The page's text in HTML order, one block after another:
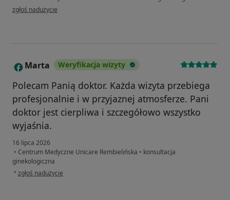
w opinii użytkownika Wiktoria
zgłoś nadużycie
M Marta Weryfikacja wizyty
Polecam Panią doktor. Każda wizyta przebiega
profesjonalnie i w przyjaznej atmosferze. Pani
doktor jest cierpliwa i szczegółowo wszystko
wyjaśnia.
16 lipca 2026
• Centrum Medyczne Unicare Rembielińska • konsultacja
ginekologiczna
• w opinii użytkownika Marta
zgłoś nadużycie